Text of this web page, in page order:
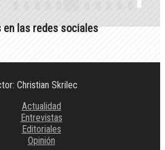
en las redes sociales
Christian Skrilec
Actualidad
Entrevistas
Editoriales
Opinión